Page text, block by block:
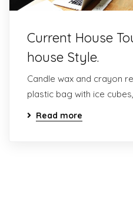
Current House
house Style.
Candle wax and crayon
plastic bag with ice
Read more